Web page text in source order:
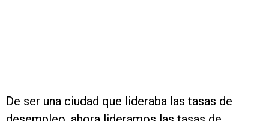
De ser una ciudad que lideraba las tasas de